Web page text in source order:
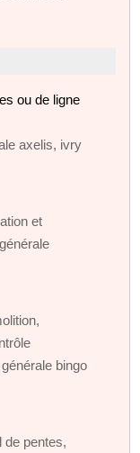
ou de ligne
axelis, ivry
et
bingo
de pentes,